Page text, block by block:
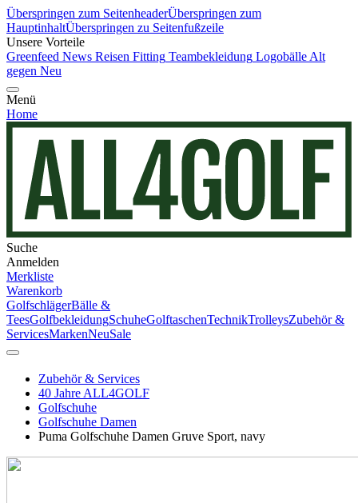
Überspringen zum SeitenheaderÜberspringen zum
HauptinhaltÜberspringen zu Seitenfußzeile
Unsere Vorteile
Greenfeed News Reisen Fitting Teambekleidung Logobälle Alt
gegen Neu
Menü
Home
Suche
Anmelden
Merkliste
Warenkorb
GolfschlägerBälle &
TeesGolfbekleidungSchuheGolftaschenTechnikTrolleysZubehör &
ServicesMarkenNeuSale
Zubehör & Services
40 Jahre ALL4GOLF
Golfschuhe
Golfschuhe Damen
Puma Golfschuhe Damen Gruve Sport, navy